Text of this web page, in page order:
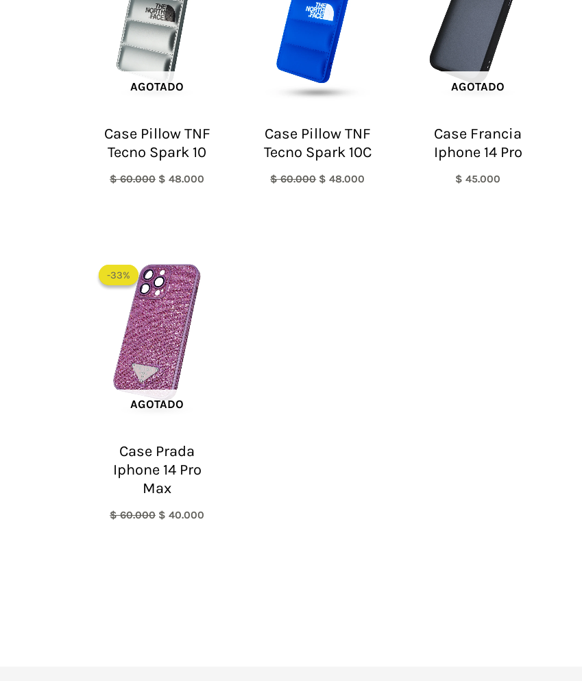
AGOTADO
Case Pillow TNF
Tecno Spark 10
$60.000 $ 48.000
Case Pillow TNF
Tecno Spark 10C
$60.000 $ 48.000
AGOTADO
Case Francia
Iphone 14 Pro
$ 45.000
-33%
AGOTADO
-33%
Case Prada
Iphone 14 Pro
Max
$60.000
precio
original
era:
$ 60.000.
$ 40.000